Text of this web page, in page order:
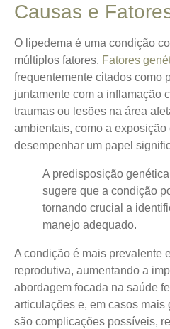
Causas e
O lipedema é uma condição
múltiplos fatores. Fatores
frequentemente citados como
juntamente com a inflamação
traumas ou lesões na área
ambientais, como a
desempenhar um papel
A predisposição
sugere que a condição
tornando crucial a
manejo adequado.
A condição é mais prevalente
reprodutiva, aumentando a
abordagem focada na saúde
articulações e, em casos mais
são complicações possíveis,